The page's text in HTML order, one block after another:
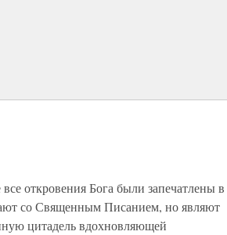
откровения Бога были запечатлены в
со Священным Писанием, но являют
цитадель вдохновляющей